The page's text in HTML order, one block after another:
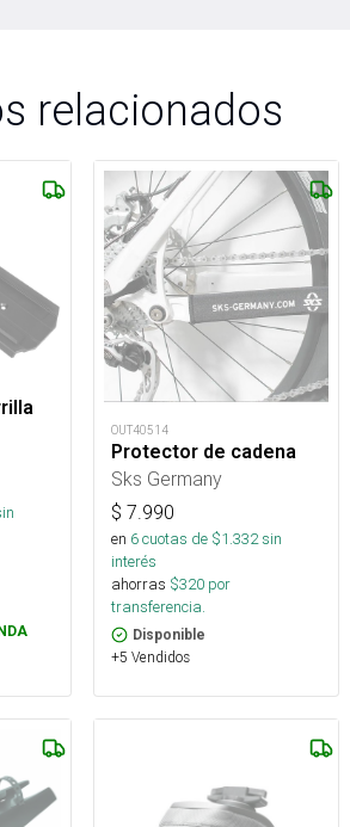
relacionados
OUT40514
Protector de cadena
Sks Germany
$ 7.990
en 6cuotas de $1.332sin
interés
ahorras $320 por
transferencia.
Disponible
+5 Vendidos